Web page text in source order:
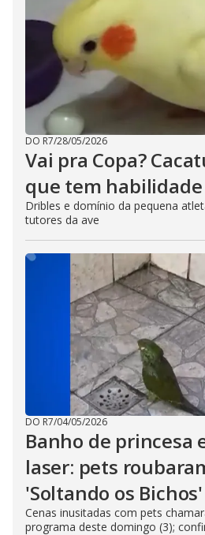
DO R7/28/05/2026
Vai pra Copa?
que tem habilidade
Dribles e domínio da pequena
tutores da ave
DO R7/04/05/2026
Banho de princesa
laser: pets
'Soltando os Bichos'
Cenas inusitadas com pets
programa deste domingo (3);